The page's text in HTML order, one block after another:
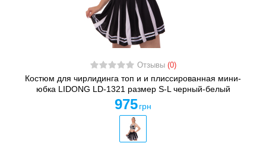
Отзывы (0)
Костюм для чирлидинга топ и и плиссированная мини-
юбка LIDONG LD-1321 размер S-L черный-белый
975 грн